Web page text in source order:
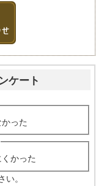
ケート
った
かった
い。